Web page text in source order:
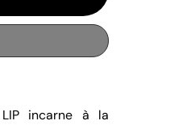
incarne à la